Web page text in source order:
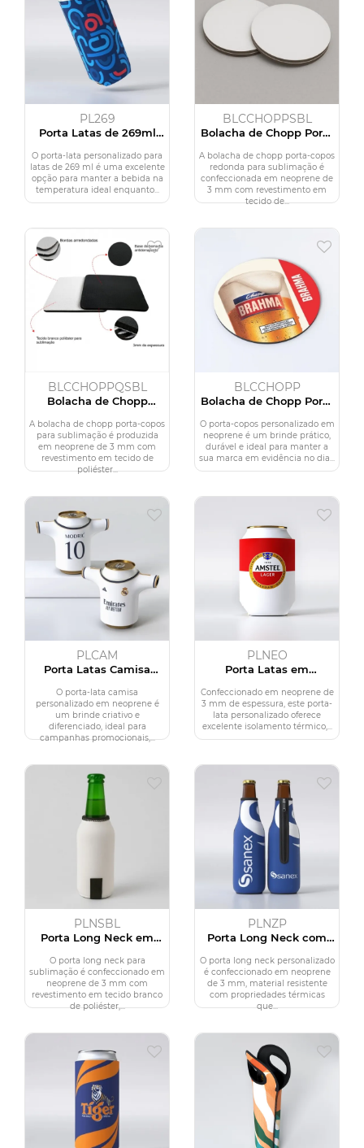
PL269
Porta Latas de 269ml
O porta-lata personalizado para
latas de 269 ml é uma excelente
opção para manter a bebida na
temperatura ideal enquanto...
BLCCHOPPSBL
Bolacha de Chopp Porta
Sublimação
A bolacha de chopp porta-copos
redonda para sublimação é
confeccionada em neoprene de
3 mm com revestimento em
tecido de...
BLCCHOPPQSBL
Bolacha de Chopp
Quadrada
A bolacha de chopp porta-copos
para sublimação é produzida
em neoprene de 3 mm com
revestimento em tecido de
poliéster...
BLCCHOPP
Bolacha de Chopp Porta
O porta-copos personalizado em
neoprene é um brinde prático,
durável e ideal para manter a
sua marca em evidência no dia...
PLCAM
Porta Latas Camisa
O porta-lata camisa
personalizado em neoprene é
um brinde criativo e
diferenciado, ideal para
campanhas promocionais,...
PLNEO
Porta Latas em
Confeccionado em neoprene de
3 mm de espessura, este porta-
lata personalizado oferece
excelente isolamento térmico,...
PLNSBL
Porta Long Neck em
O porta long neck para
sublimação é confeccionado em
neoprene de 3 mm com
revestimento em tecido branco
de poliéster,...
PLNZP
Porta Long Neck com
O porta long neck personalizado
é confeccionado em neoprene
de 3 mm, material resistente
com propriedades térmicas
que...